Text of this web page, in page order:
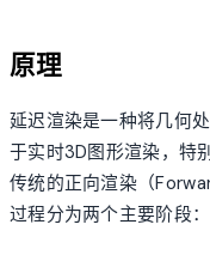
原理
延迟渲染是一种将几何
于实时3D图形渲染，特
传统的正向渲染（
过程分为两个主要阶段：